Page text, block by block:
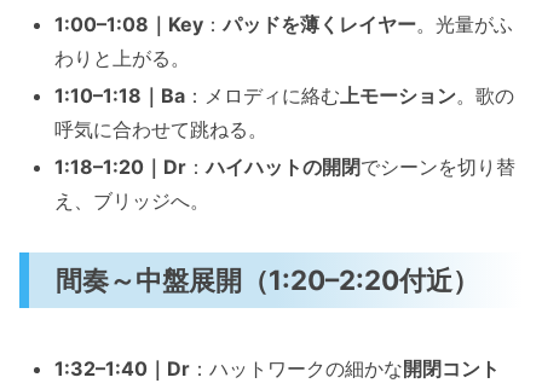
1:00–1:08｜Key ：パッドを薄くレイヤー。光量がふ
わりと上がる。
1:10–1:18｜Ba ：メロディに絡む 上モーション。歌の
呼気に合わせて跳ねる。
1:18–1:20｜Dr ：ハイハットの開閉でシーンを切り替
え、ブリッジへ。
間奏～中盤展開（1:20–2:20付近）
1:32–1:40｜Dr ：ハットワークの細かな開閉コント